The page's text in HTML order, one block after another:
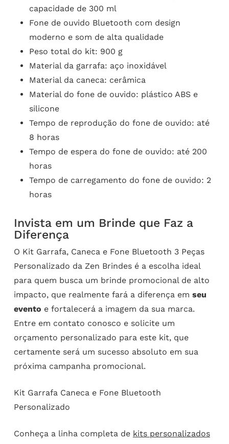
capacidade de 300 ml
Fone de ouvido Bluetooth com design
moderno e som de alta qualidade
Peso total do kit: 900 g
Material da garrafa: aço inoxidável
Material da caneca: cerâmica
Material do fone de ouvido: plástico ABS e
silicone
Tempo de reprodução do fone de ouvido: até
8 horas
Tempo de espera do fone de ouvido: até 200
horas
Tempo de carregamento do fone de ouvido: 2
horas
Invista em um Brinde que Faz a
Diferença
O Kit Garrafa, Caneca e Fone Bluetooth 3 Peças
Personalizado da Zen Brindes é a escolha ideal
para quem busca um brinde promocional de alto
impacto, que realmente fará a diferença em seu
evento e fortalecerá a imagem da sua marca.
Entre em contato conosco e solicite um
orçamento personalizado para este kit, que
certamente será um sucesso absoluto em sua
próxima campanha promocional.
Kit Garrafa Caneca e Fone Bluetooth
Personalizado
Conheça a linha completa de kits personalizados